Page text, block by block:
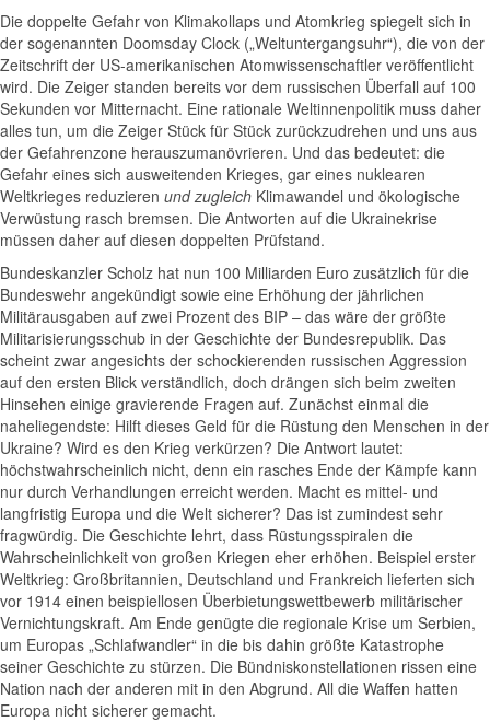
Die doppelte Gefahr von Klimakollaps und Atomkrieg spiegelt sich in
der sogenannten Doomsday Clock („Weltuntergangsuhr“), die von der
Zeitschrift der US-amerikanischen Atomwissenschaftler veröffentlicht
wird. Die Zeiger standen bereits vor dem russischen Überfall auf 100
Sekunden vor Mitternacht. Eine rationale Weltinnenpolitik muss daher
alles tun, um die Zeiger Stück für Stück zurückzudrehen und uns aus
der Gefahrenzone herauszumanövrieren. Und das bedeutet: die
Gefahr eines sich ausweitenden Krieges, gar eines nuklearen
Weltkrieges reduzieren und zugleich Klimawandel und ökologische
Verwüstung rasch bremsen. Die Antworten auf die Ukrainekrise
müssen daher auf diesen doppelten Prüfstand.
Bundeskanzler Scholz hat nun 100 Milliarden Euro zusätzlich für die
Bundeswehr angekündigt sowie eine Erhöhung der jährlichen
Militärausgaben auf zwei Prozent des BIP – das wäre der größte
Militarisierungsschub in der Geschichte der Bundesrepublik. Das
scheint zwar angesichts der schockierenden russischen Aggression
auf den ersten Blick verständlich, doch drängen sich beim zweiten
Hinsehen einige gravierende Fragen auf. Zunächst einmal die
naheliegendste: Hilft dieses Geld für die Rüstung den Menschen in der
Ukraine? Wird es den Krieg verkürzen? Die Antwort lautet:
höchstwahrscheinlich nicht, denn ein rasches Ende der Kämpfe kann
nur durch Verhandlungen erreicht werden. Macht es mittel- und
langfristig Europa und die Welt sicherer? Das ist zumindest sehr
fragwürdig. Die Geschichte lehrt, dass Rüstungsspiralen die
Wahrscheinlichkeit von großen Kriegen eher erhöhen. Beispiel erster
Weltkrieg: Großbritannien, Deutschland und Frankreich lieferten sich
vor 1914 einen beispiellosen Überbietungswettbewerb militärischer
Vernichtungskraft. Am Ende genügte die regionale Krise um Serbien,
um Europas „Schlafwandler“ in die bis dahin größte Katastrophe
seiner Geschichte zu stürzen. Die Bündniskonstellationen rissen eine
Nation nach der anderen mit in den Abgrund. All die Waffen hatten
Europa nicht sicherer gemacht.